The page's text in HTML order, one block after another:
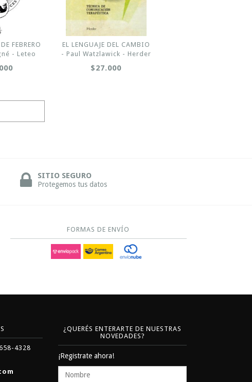
FEBRERO
- Leteo
EL LENGUAJE DEL CAMBIO
- Paul Watzlawick - Herder
$27.000
SITIO SEGURO
Protegemos tus datos
FORMAS DE ENVÍO
4328
¿QUERÉS ENTERARTE DE NUESTRAS
NOVEDADES?
¡Registrate ahora!